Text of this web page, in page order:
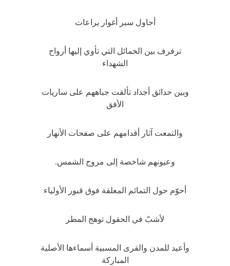
أحاول سبر أغوار يراعات
ترفرف بين الخمائل التي تأوي إليها أرواح
الشهداء
وبين حدائق أجداد تألقت جباههم على ساريات
الأفق
والتمعت آثار أقدامهم على صفحات الأنهار
وعيونهم شاخصة إلى مروج الشمس.
أحوّم حول التمائم المعلقة فوق قبور الأولياء
لأشبّ في الحقول توهج المطر
وأعيد للمدن والقرى المسبية أسماءها الأصلية
المباركة